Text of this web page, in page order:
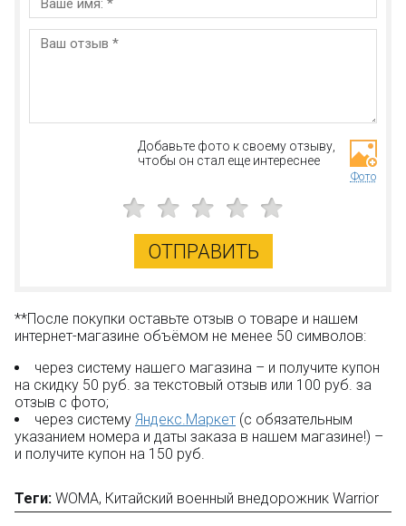
Остались вопросы?
Добавьте фото к своему отзыву,
чтобы он стал еще интереснее
Фото
ОТПРАВИТЬ
**После покупки оставьте отзыв о товаре и нашем
интернет-магазине объёмом не менее 50 символов:
через систему нашего магазина – и получите купон
на скидку 50 руб. за текстовый отзыв или 100 руб. за
отзыв с фото;
через систему Яндекс.Маркет (с обязательным
указанием номера и даты заказа в нашем магазине!) –
и получите купон на 150 руб.
Теги: WOMA, Китайский военный внедорожник Warrior